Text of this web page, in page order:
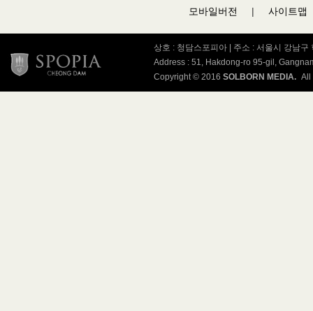
모바일버전 | 사이트맵
상호 : 청담스포피아 | 주소 : 서울시 강남
Address : 51, Hakdong-ro 95-gil,
Copyright © 2016 SOLBORN MEDIA. All